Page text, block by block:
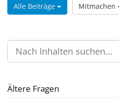
Alle Beiträge Mitmachen
Ältere Fragen